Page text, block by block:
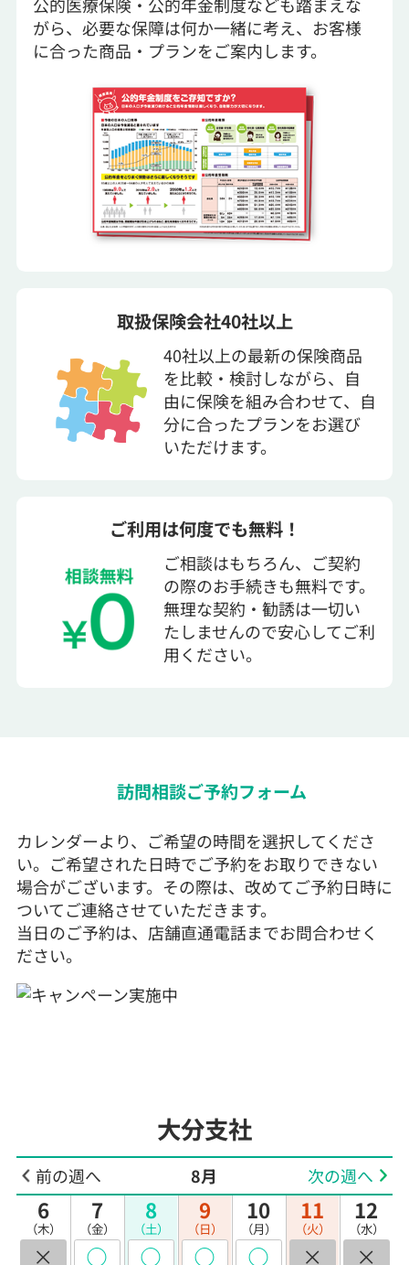
がら、必要な保障は何か一緒に考え、お客様
に合った商品・プランをご案内します。
40社以上の最新の保険商品
を比較・検討しながら、自
由に保険を組み合わせて、自
分に合ったプランをお選び
いただけます。
取扱保険会社40社以上
ご相談はもちろん、ご契約
の際のお手続きも無料です。
無理な契約・勧誘は一切い
たしませんので安心してご利
用ください。
ご利用は何度でも無料！
大分支社
訪問相談ご予約フォーム
前の週へ 8月 次の週へ
6
（木）
×
7
（金）
◯
8
（土）
◯
9
（日）
◯
10
（月）
◯
11
（火）
×
12
（水）
×
カレンダーより、ご希望の時間を選択してくださ
い。ご希望された日時でご予約をお取りできない
場合がございます。その際は、改めてご予約日時に
ついてご連絡させていただきます。
当日のご予約は、店舗直通電話までお問合わせく
ださい。